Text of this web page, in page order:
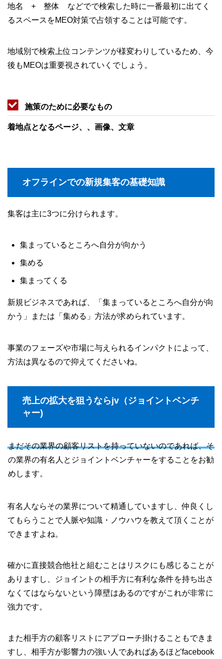
地名 + 整体 などでで検索した時に一番最初に出てく
るスペースをMEO対策で占領することは可能です。
地域別で検索上位コンテンツが様変わりしているため、今
後もMEOは重要視されていくでしょう。
施策のために必要なもの
着地点となるページ、、画像、文章
オフラインでの新規集客の基礎知識
集客は主に3つに分けられます。
集まっているところへ自分が向かう
集める
集まってくる
新規ビジネスであれば、「集まっているところへ自分が向
かう」または「集める」方法が求められています。
事業のフェーズや市場に与えられるインパクトによって、
方法は異なるので抑えてくださいね。
売上の拡大を狙うならjv（ジョイントベンチ
ャー)
まだその業界の顧客リストを持っていないのであれば、そ
の業界の有名人とジョイントベンチャーをすることをお勧
めします。
有名人ならその業界について精通していますし、仲良くし
てもらうことで人脈や知識・ノウハウを教えて頂くことが
できますよね。
確かに直接競合他社と組むことはリスクにも感じることが
ありますし、ジョイントの相手方に有利な条件を持ち出さ
なくてはならないという障壁はあるのですがこれが非常に
強力です。
また相手方の顧客リストにアプローチ掛けることもできま
すし、相手方が影響力の強い人であればあるほどfacebook